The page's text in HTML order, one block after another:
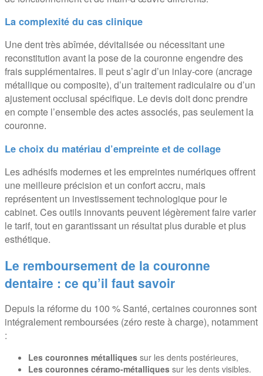
La complexité du cas clinique
Une dent très abîmée, dévitalisée ou nécessitant une
reconstitution avant la pose de la couronne engendre des
frais supplémentaires. Il peut s’agir d’un inlay-core (ancrage
métallique ou composite), d’un traitement radiculaire ou d’un
ajustement occlusal spécifique. Le devis doit donc prendre
en compte l’ensemble des actes associés, pas seulement la
couronne.
Le choix du matériau d’empreinte et de collage
Les adhésifs modernes et les empreintes numériques offrent
une meilleure précision et un confort accru, mais
représentent un investissement technologique pour le
cabinet. Ces outils innovants peuvent légèrement faire varier
le tarif, tout en garantissant un résultat plus durable et plus
esthétique.
Le remboursement de la couronne
dentaire : ce qu’il faut savoir
Depuis la réforme du 100 % Santé, certaines couronnes sont
intégralement remboursées (zéro reste à charge), notamment
:
Les couronnes métalliques sur les dents postérieures,
Les couronnes céramo-métalliques sur les dents visibles.